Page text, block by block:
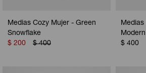
Medias Cozy Mujer - Green
Snowflake
$ 200 $ 400
Medias
$ 400